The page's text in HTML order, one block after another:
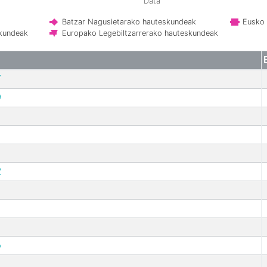
Batzar Nagusietarako hauteskundeak
Europako Legebiltzarrerako hauteskundeak